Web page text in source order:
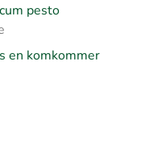
pesto
en komkommer